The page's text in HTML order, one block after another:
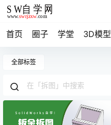
首页 圈子 学堂 3D模型
全部标签